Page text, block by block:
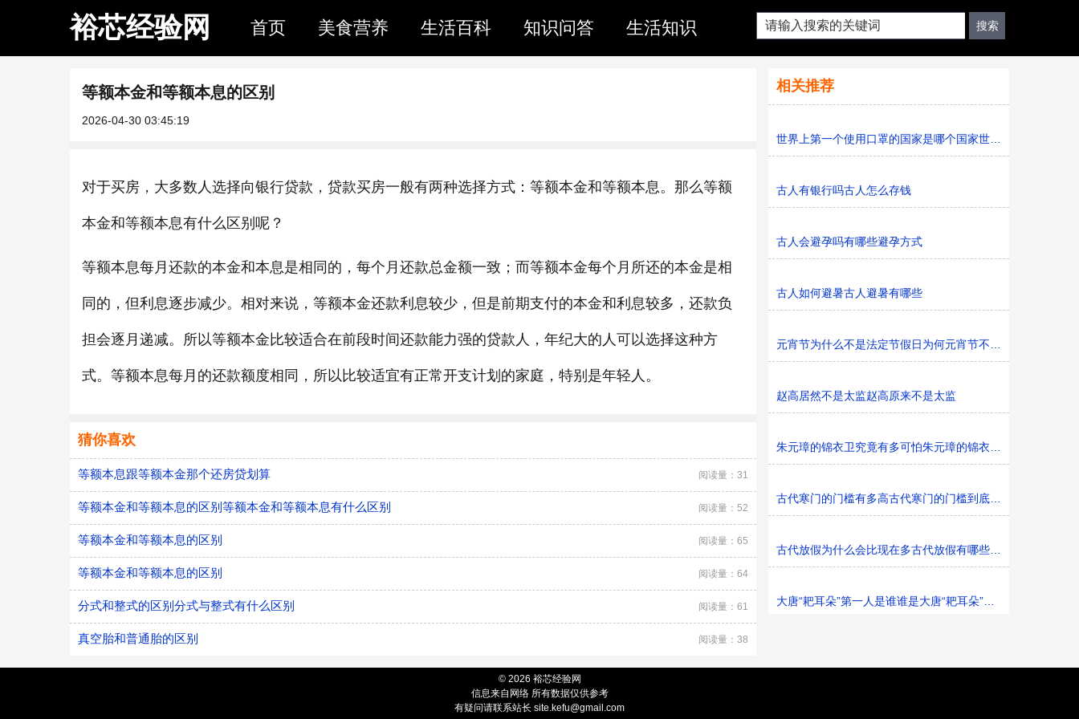
裕芯经验网 首页 美食营养 生活百科 知识问答 生活知识
等额本金和等额本息的区别
2026-04-30 03:45:19
对于买房，大多数人选择向银行贷款，贷款买房一般有两种选择方式：等额本金和等额本息。那么等额
本金和等额本息有什么区别呢？
等额本息每月还款的本金和本息是相同的，每个月还款总金额一致；而等额本金每个月所还的本金是相
同的，但利息逐步减少。相对来说，等额本金还款利息较少，但是前期支付的本金和利息较多，还款负
担会逐月递减。所以等额本金比较适合在前段时间还款能力强的贷款人，年纪大的人可以选择这种方
式。等额本息每月的还款额度相同，所以比较适宜有正常开支计划的家庭，特别是年轻人。
猜你喜欢
等额本息跟等额本金那个还房贷划算 阅读量：31
等额本金和等额本息的区别等额本金和等额本息有什么区别 阅读量：52
等额本金和等额本息的区别 阅读量：65
等额本金和等额本息的区别 阅读量：64
分式和整式的区别分式与整式有什么区别 阅读量：61
真空胎和普通胎的区别 阅读量：38
相关推荐
世界上第一个使用口罩的国家是哪个国家世界上第一只口罩
古人有银行吗古人怎么存钱
古人会避孕吗有哪些避孕方式
古人如何避暑古人避暑有哪些
元宵节为什么不是法定节假日为何元宵节不是法定节假日
赵高居然不是太监赵高原来不是太监
朱元璋的锦衣卫究竟有多可怕朱元璋的锦衣卫可怕吗
古代寒门的门槛有多高古代寒门的门槛到底有多高
古代放假为什么会比现在多古代放假有哪些节日可放
大唐“耙耳朵”第一人是谁谁是大唐“耙耳朵”第一人
© 2026 裕芯经验网
信息来自网络 所有数据仅供参考
有疑问请联系站长 site.kefu@gmail.com